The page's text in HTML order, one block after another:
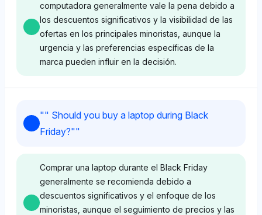
computadora generalmente vale la pena debido a
los descuentos significativos y la visibilidad de las
ofertas en los principales minoristas, aunque la
urgencia y las preferencias específicas de la
marca pueden influir en la decisión.
Deepseek enfatiza minoristas como Newegg (4.2%
de visibilidad), Best Buy (4.2%), y rastreadores de
un tono positivo hacia esperar al Black Friday
debido a los ahorros potenciales en puntos de
venta reconocidos. Percibe el Black Friday como
una oportunidad clave para ofertas de
"" Should you buy a laptop during Black
Friday?""
Comprar una laptop durante el Black Friday
generalmente se recomienda debido a
descuentos significativos y el enfoque de los
minoristas, aunque el seguimiento de precios y las